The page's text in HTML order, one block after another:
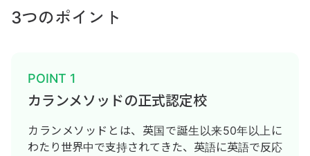
3つのポイント
POINT 1
カランメソッドの正式認定校
カランメソッドとは、英国で誕生以来50年以上に
わたり世界中で支持されてきた、英語に英語で反応